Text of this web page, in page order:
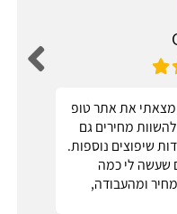
מצאתי את אתר טופ
להשוות מחירים גם
שיפוצים נוספות.
שעשה לי כמה
ומהעבודה,